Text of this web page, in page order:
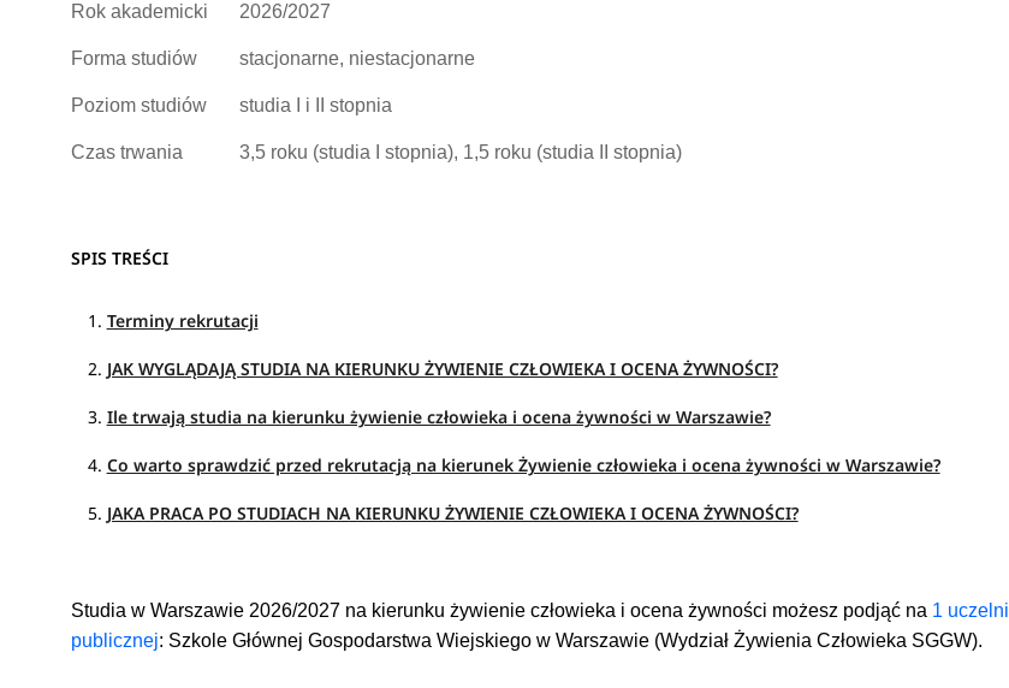
Rok akademicki 2026/2027
Forma studiów stacjonarne, niestacjonarne
Poziom studiów studia I i II stopnia
Czas trwania 3,5 roku (studia I stopnia), 1,5 roku (studia II stopnia)
SPIS TREŚCI
Terminy rekrutacji
JAK WYGLĄDAJĄ STUDIA NA KIERUNKU ŻYWIENIE CZŁOWIEKA I OCENA ŻYWNOŚCI?
Ile trwają studia na kierunku żywienie człowieka i ocena żywności w Warszawie?
Co warto sprawdzić przed rekrutacją na kierunek Żywienie człowieka i ocena żywności w Warszawie?
JAKA PRACA PO STUDIACH NA KIERUNKU ŻYWIENIE CZŁOWIEKA I OCENA ŻYWNOŚCI?
Studia w Warszawie 2026/2027 na kierunku żywienie człowieka i ocena żywności możesz podjąćna 1 uczelni
publicznej: Szkole Głównej Gospodarstwa Wiejskiego w Warszawie (Wydział Żywienia Człowieka SGGW).